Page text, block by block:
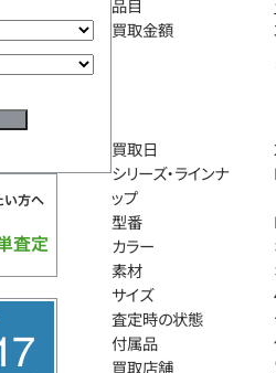
品目
買取金額
買取日
シリーズ・ラインナ
ップ
型番
カラー
素材
サイズ
査定時の状態
付属品
買取店舗